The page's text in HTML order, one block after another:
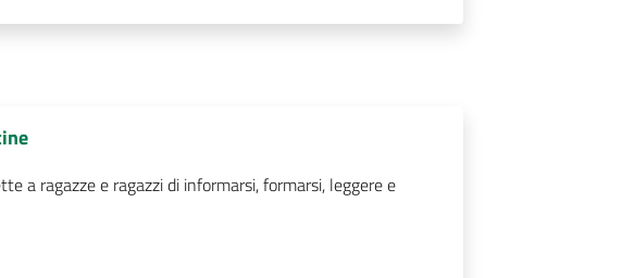
a ragazze e ragazzi di informarsi, formarsi, leggere e